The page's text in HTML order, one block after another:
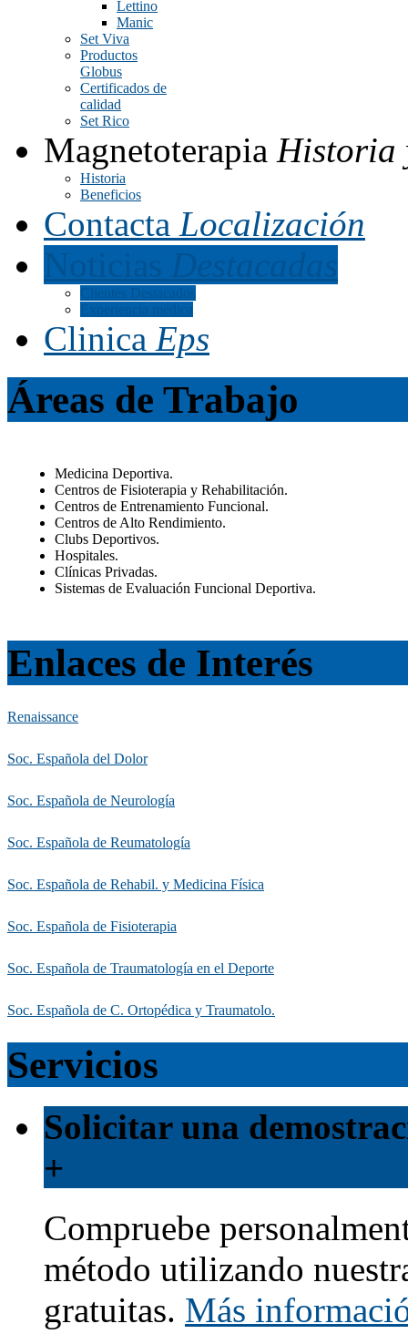
Lettino
Manic
Set Viva
Productos
Globus
Certificados de
calidad
Set Rico
Magnetoterapia Historia
Historia
Beneficios
Contacta Localización
Noticias Destacadas
Clientes Destacados
Experiencia médica
Clinica Eps
Áreas de Trabajo
Medicina Deportiva.
Centros de Fisioterapia y Rehabilitación.
Centros de Entrenamiento Funcional.
Centros de Alto Rendimiento.
Clubs Deportivos.
Hospitales.
Clínicas Privadas.
Sistemas de Evaluación Funcional Deportiva.
Enlaces de Interés
Renaissance
Soc. Española del Dolor
Soc. Española de Neurología
Soc. Española de Reumatología
Soc. Española de Rehabil. y Medicina Física
Soc. Española de Fisioterapia
Soc. Española de Traumatología en el Deporte
Soc. Española de C. Ortopédica y Traumatolo.
Servicios
Solicitar una
+
Compruebe
método utilizando
gratuitas. Más